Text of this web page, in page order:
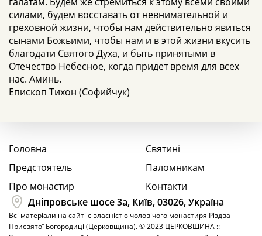
силами, будем восставать от невнимательной и
греховной жизни, чтобы нам действительно явиться
сынами Божьими, чтобы нам и в этой жизни вкусить
благодати Святого Духа, и быть принятыми в
Отечество Небесное, когда придет время для всех
нас. Аминь.
Епископ Тихон (Софийчук)
Головна
Предстоятель
Про монастир
Святині
Паломникам
Контакти
Дніпровське шосе 3а, Київ, 03026, Україна
Всі матеріали на сайті є власністю чоловічого монастиря Різдва
Присвятої Богородиці (Церковщина). © 2023 ЦЕРКОВЩИНА ::